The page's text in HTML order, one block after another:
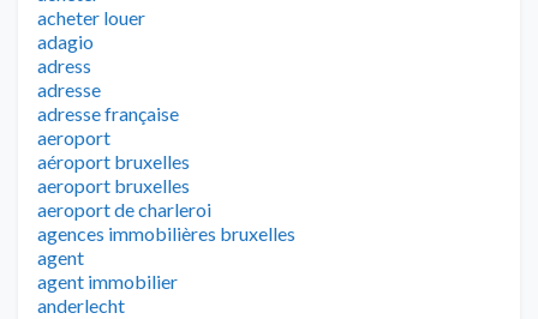
acheter louer
adagio
adress
adresse
adresse française
aeroport
aéroport bruxelles
aeroport bruxelles
aeroport de charleroi
agences immobilières bruxelles
agent
agent immobilier
anderlecht